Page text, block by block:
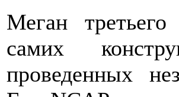
Меган
самих
проведенных